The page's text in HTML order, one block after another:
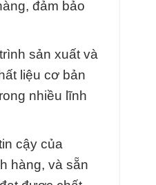
đảm bảo
sản xuất và
liệu cơ bản
nhiều lĩnh
cậy của
hàng, và sẵn